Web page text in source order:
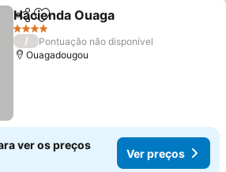
PartilharAdicionar aos favoritos
Hacienda Ouaga
4 Estrelas
/
Pontuação não disponível
Ouagadougou
ver os preços
Ver preços